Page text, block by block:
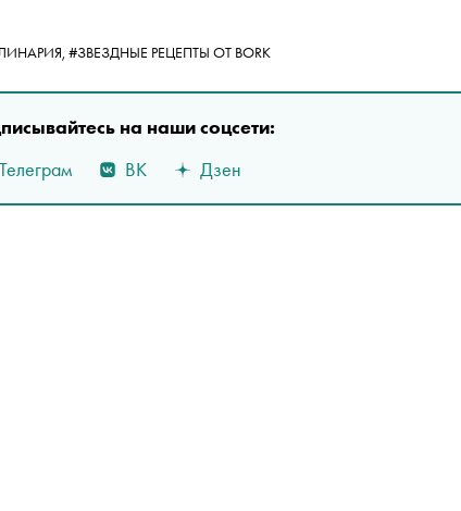
#ЗВЕЗДНЫЕ РЕЦЕПТЫ ОТ BORK
на наши соцсети:
Телеграм
ВК Дзен